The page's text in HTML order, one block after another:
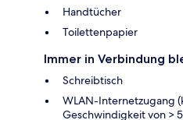
Handtücher
Toilettenpapier
Immer in Verbindung
Schreibtisch
WLAN-Internetzugang
Geschwindigkeit von >